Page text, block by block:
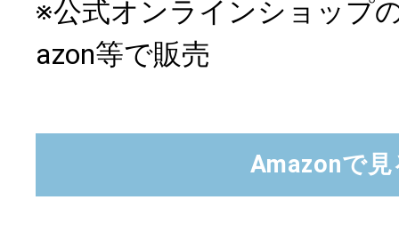
※公式オンラインショップ
azon等で販売
Amazonで見